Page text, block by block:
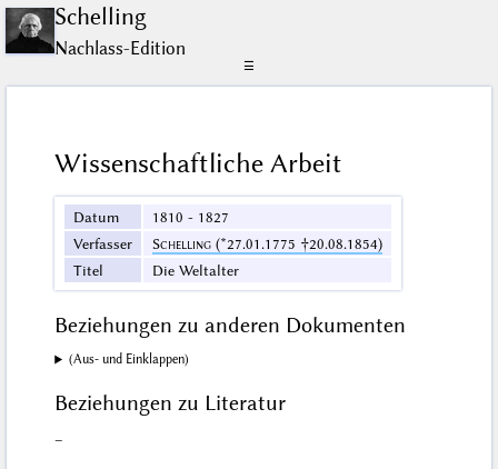
Schelling
Nachlass-Edition
☰
Wissenschaftliche Arbeit
Datum
1810 - 1827
Verfasser
Schelling (*27.01.1775 †20.08.1854)
Titel
Die Weltalter
Beziehungen zu anderen Dokumenten
(Aus- und Einklappen)
Beziehungen zu Literatur
–